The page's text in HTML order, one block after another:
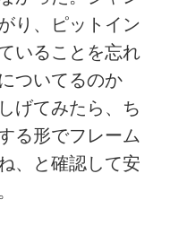
り、ピットイン
いることを忘れ
ついてるのか
げてみたら、ち
る形でフレーム
、と確認して安